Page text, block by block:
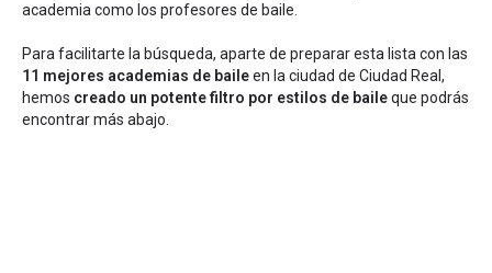
academia como los profesores de baile.
Para facilitarte la búsqueda, aparte de preparar esta lista con las
11 mejores academias de baileen la ciudad de Ciudad Real,
hemos creado un potente filtro por estilos de baileque podrás
encontrar más abajo.